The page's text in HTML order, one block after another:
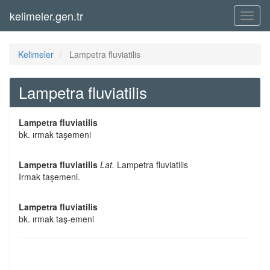
Menü
kelimeler.gen.tr
Kelimeler Lampetra fluviatilis
Lampetra fluviatilis
Lampetra fluviatilis
bk. ırmak taşemeni
Lampetra fluviatilis Lat. Lampetra fluviatilis
Irmak taşemeni.
Lampetra fluviatilis
bk. ırmak taş-emeni